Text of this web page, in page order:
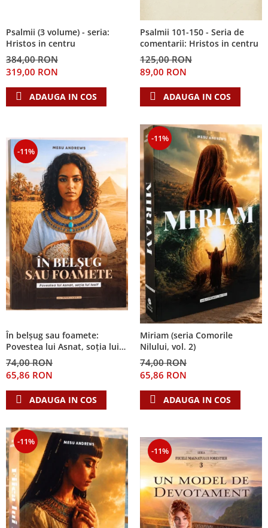
Psalmii (3 volume) - seria:
Hristos in centru
384,00 RON
319,00 RON
ADAUGA IN COS
Psalmii 101-150 - Seria de
comentarii: Hristos in centru
125,00 RON
89,00 RON
ADAUGA IN COS
-11%
În belșug sau foamete:
Povestea lui Asnat, soția lui
Iosif (Seria Cronicile Egiptului,
vol. 2)
74,00 RON
65,86 RON
ADAUGA IN COS
-11%
Miriam (seria Comorile
Nilului, vol. 2)
74,00 RON
65,86 RON
ADAUGA IN COS
-11%
-11%